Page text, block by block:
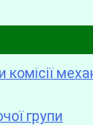
комісії
групи